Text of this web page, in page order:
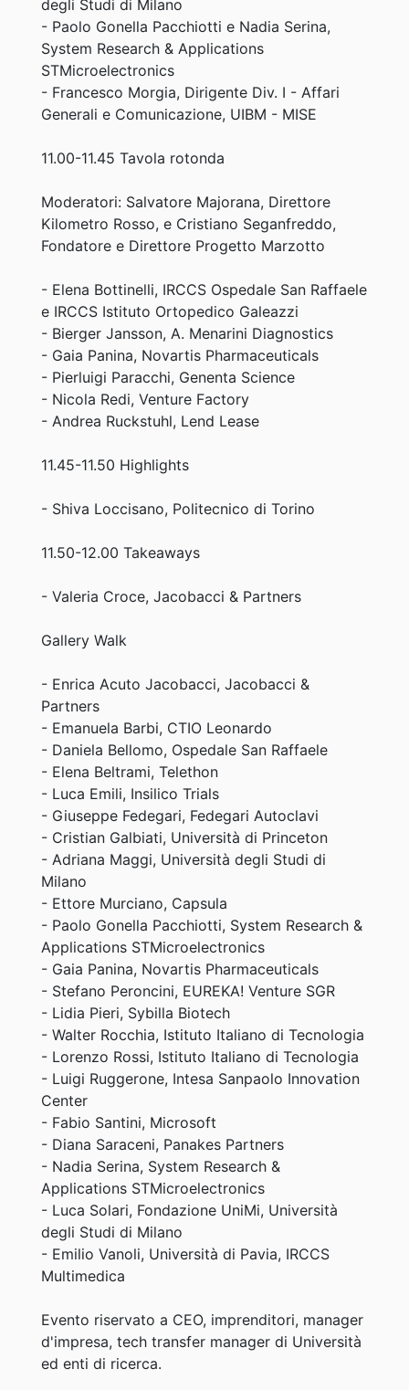
degli Studi di Milano
- Paolo Gonella Pacchiotti e Nadia Serina,
System Research & Applications
STMicroelectronics
- Francesco Morgia, Dirigente Div. I - Affari
Generali e Comunicazione, UIBM - MISE
11.00-11.45 Tavola rotonda
Moderatori: Salvatore Majorana, Direttore
Kilometro Rosso, e Cristiano Seganfreddo,
Fondatore e Direttore Progetto Marzotto
- Elena Bottinelli, IRCCS Ospedale San Raffaele
e IRCCS Istituto Ortopedico Galeazzi
- Bierger Jansson, A. Menarini Diagnostics
- Gaia Panina, Novartis Pharmaceuticals
- Pierluigi Paracchi, Genenta Science
- Nicola Redi, Venture Factory
- Andrea Ruckstuhl, Lend Lease
11.45-11.50 Highlights
- Shiva Loccisano, Politecnico di Torino
11.50-12.00 Takeaways
- Valeria Croce, Jacobacci & Partners
Gallery Walk
- Enrica Acuto Jacobacci, Jacobacci &
Partners
- Emanuela Barbi, CTIO Leonardo
- Daniela Bellomo, Ospedale San Raffaele
- Elena Beltrami, Telethon
- Luca Emili, Insilico Trials
- Giuseppe Fedegari, Fedegari Autoclavi
- Cristian Galbiati, Università di Princeton
- Adriana Maggi, Università degli Studi di
Milano
- Ettore Murciano, Capsula
- Paolo Gonella Pacchiotti, System Research &
Applications STMicroelectronics
- Gaia Panina, Novartis Pharmaceuticals
- Stefano Peroncini, EUREKA! Venture SGR
- Lidia Pieri, Sybilla Biotech
- Walter Rocchia, Istituto Italiano di Tecnologia
- Lorenzo Rossi, Istituto Italiano di Tecnologia
- Luigi Ruggerone, Intesa Sanpaolo Innovation
Center
- Fabio Santini, Microsoft
- Diana Saraceni, Panakes Partners
- Nadia Serina, System Research &
Applications STMicroelectronics
- Luca Solari, Fondazione UniMi, Università
degli Studi di Milano
- Emilio Vanoli, Università di Pavia, IRCCS
Multimedica
Evento riservato a CEO, imprenditori, manager
d'impresa, tech transfer manager di Università
ed enti di ricerca.